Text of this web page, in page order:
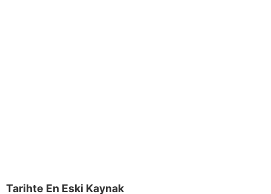
Tarihte En Eski Kaynak